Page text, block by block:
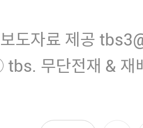
도자료 제공
무단전재 & 재